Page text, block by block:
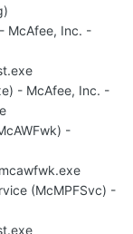
McAfee, Inc. -
- McAfee, Inc. -
-
(McMPFSvc) -